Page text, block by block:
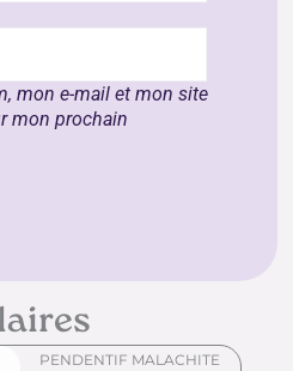
mon e-mail et mon site
mon prochain
PENDENTIF MALACHITE